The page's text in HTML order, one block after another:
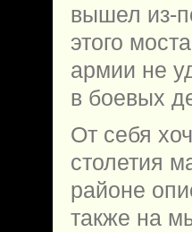
вышел из-
этого
армии не
в боевых
От себя
столетия
районе
также на